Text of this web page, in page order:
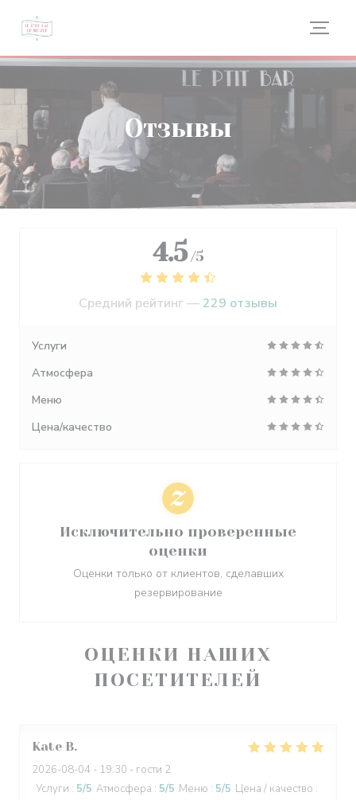
Отзывы
ОЦЕНКИ НАШИХ
ПОСЕТИТЕЛЕЙ
Kate B
2026-08-04 - 19:30 - гости 2
Услуги : 5/5 Атмосфера : 5/5 Меню : 5/5 Цена / качество :
4.5 /5
Средний рейтинг — 229 отзывы
Услуги
Атмосфера
Меню
Цена/качество
Исключительно проверенные
оценки
Оценки только от клиентов, сделавших
резервирование